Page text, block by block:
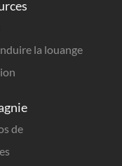
la louange
de